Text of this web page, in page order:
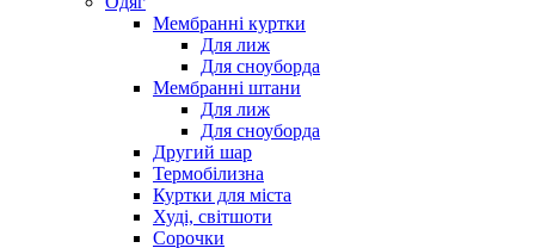
Мембранні куртки
Для лиж
Для сноуборда
Мембранні штани
Для лиж
Для сноуборда
Другий шар
Термобілизна
Куртки для міста
Худі, світшоти
Сорочки